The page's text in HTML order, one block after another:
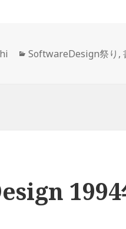
カ
SoftwareDesign祭り ,
1994